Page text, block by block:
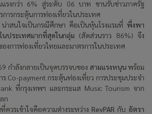
รงกว่า 6% สู่ระดับ 06บาท ขานรับข่าวภาครัฐ
การกระตุ้นการท่องเที่ยวในประเทศ
น่าสนใจเป็นกรณีศึกษา คือเป็นหุ้นโรงแรมที่ พึ่งพา
นประเทศมากที่สุดในกลุ่ม (สัดส่วนราว 86%) จึง
งการท่องเที่ยวไทยและมาตรการในประเทศ
กำลังกลายเป็นจุดบรรจบของ สามแรงหนุน พร้อม
ร Co-paymentกระตุ้นท่องเที่ยว การประชุมประจำ
ที่กรุงเทพฯ และกระแส Music Tourism จาก
ก
ควรเข้าใจคือความต่างระหว่าง RevPAR กับ อัตรา